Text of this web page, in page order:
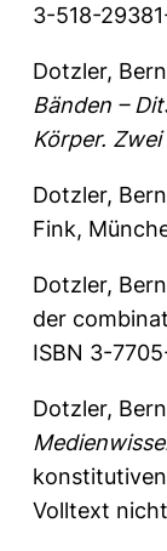
3-518-
Dotzler,
Bänden –
Körper.
Dotzler,
Fink,
Dotzler,
der
ISBN 3-
Dotzler,
Volltext